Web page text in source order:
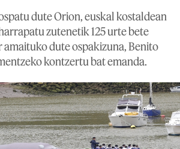
dute Orion, euskal kostaldean
zutenetik 125 urte bete
amaituko dute ospakizuna, Benito
kontzertu bat emanda.